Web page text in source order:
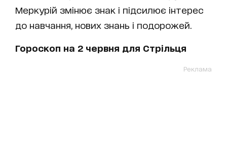
Меркурій змінює знак і підсилює інтерес
до навчання, нових знань і подорожей.
Гороскоп на 2 червня для Стрільця
Реклама